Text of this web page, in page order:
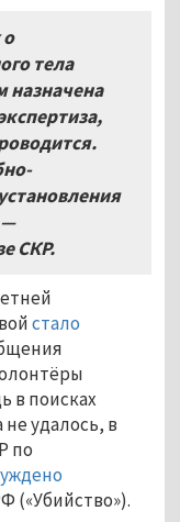
тела
назначена
—
СКР.
стало
в поисках
удалось, в
по
(«Убийство»).